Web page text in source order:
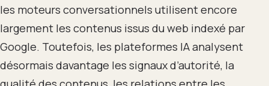
les moteurs conversationnels utilisent encore
largement les contenus issus du web indexé par
Google. Toutefois, les plateformes IA analysent
désormais davantage les signaux d’autorité, la